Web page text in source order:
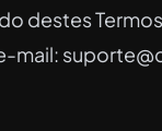
destes
mail: